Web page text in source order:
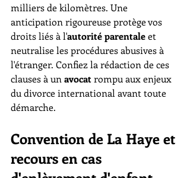
milliers de kilomètres. Une
anticipation rigoureuse protège vos
droits liés à l'autorité parentale et
neutralise les procédures abusives à
l'étranger. Confiez la rédaction de ces
clauses à un avocat rompu aux enjeux
du divorce international avant toute
démarche.
Convention de La Haye et
recours en cas